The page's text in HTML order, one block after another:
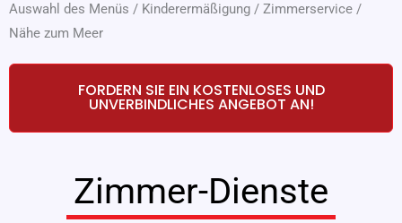
Auswahl des Menüs / Kinderermäßigung / Zimmerservice /
Nähe zum Meer
FORDERN SIE EIN KOSTENLOSES UND
UNVERBINDLICHES ANGEBOT AN!
Zimmer-Dienste